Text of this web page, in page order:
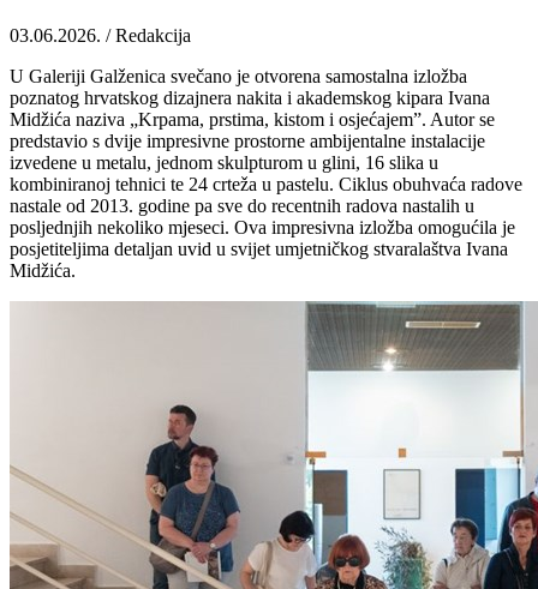
03.06.2026. / Redakcija
U Galeriji Galženica svečano je otvorena samostalna izložba
poznatog hrvatskog dizajnera nakita i akademskog kipara Ivana
Midžića naziva „Krpama, prstima, kistom i osjećajem”. Autor se
predstavio s dvije impresivne prostorne ambijentalne instalacije
izvedene u metalu, jednom skulpturom u glini, 16 slika u
kombiniranoj tehnici te 24 crteža u pastelu. Ciklus obuhvaća radove
nastale od 2013. godine pa sve do recentnih radova nastalih u
posljednjih nekoliko mjeseci. Ova impresivna izložba omogućila je
posjetiteljima detaljan uvid u svijet umjetničkog stvaralaštva Ivana
Midžića.